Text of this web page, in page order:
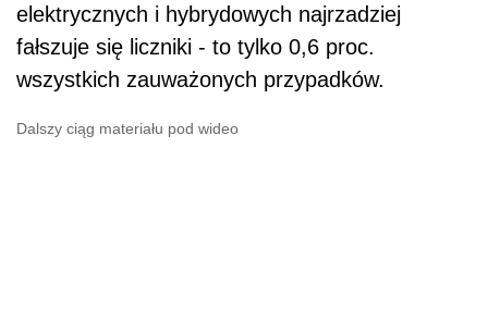
elektrycznych i hybrydowych najrzadziej
fałszuje się liczniki - to tylko 0,6 proc.
wszystkich zauważonych przypadków.
Dalszy ciąg materiału pod wideo